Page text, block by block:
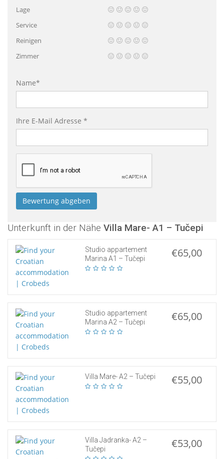
Lage
Service
Reinigen
Zimmer
Name*
Ihre E-Mail Adresse *
Unterkunft in der Nähe Villa Mare- A1 – Tučepi
Studio appartement
Marina A1 – Tučepi
€65,00
Studio appartement
Marina A2 – Tučepi
€65,00
Villa Mare- A2 – Tučepi €55,00
Villa Jadranka- A2 –
Tučepi
€53,00